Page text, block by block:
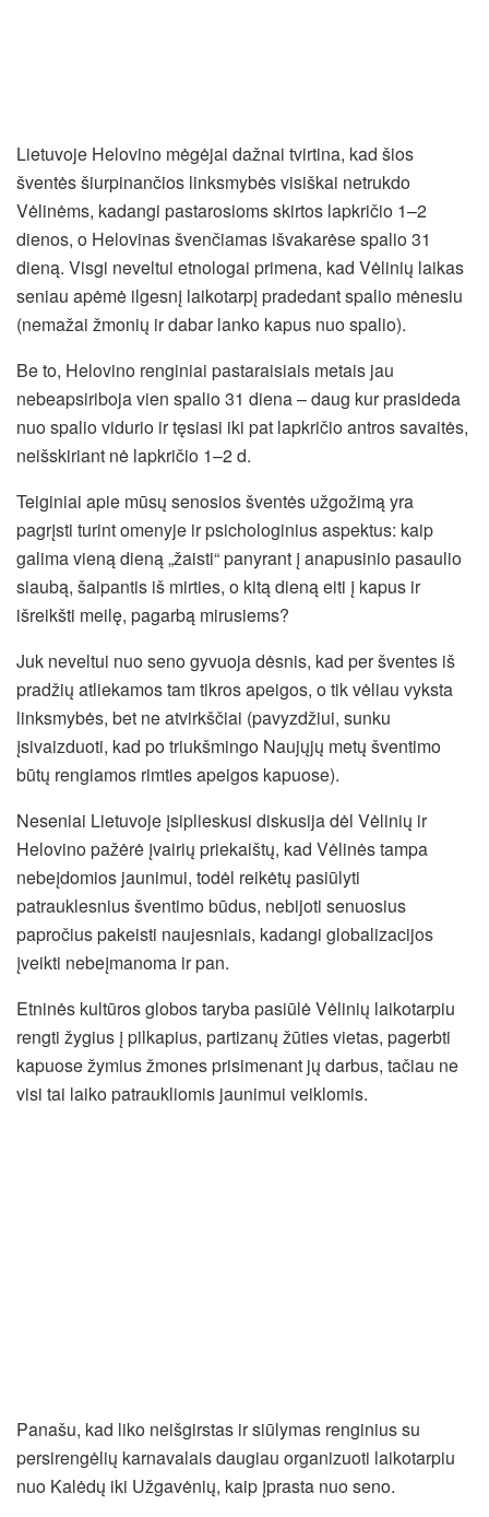
Lietuvoje Helovino mėgėjai dažnai tvirtina, kad šios
šventės šiurpinančios linksmybės visiškai netrukdo
Vėlinėms, kadangi pastarosioms skirtos lapkričio 1–2
dienos, o Helovinas švenčiamas išvakarėse spalio 31
dieną. Visgi neveltui etnologai primena, kad Vėlinių laikas
seniau apėmė ilgesnį laikotarpį pradedant spalio mėnesiu
(nemažai žmonių ir dabar lanko kapus nuo spalio).
Be to, Helovino renginiai pastaraisiais metais jau
nebeapsiriboja vien spalio 31 diena – daug kur prasideda
nuo spalio vidurio ir tęsiasi iki pat lapkričio antros savaitės,
neišskiriant nė lapkričio 1–2 d.
Teiginiai apie mūsų senosios šventės užgožimą yra
pagrįsti turint omenyje ir psichologinius aspektus: kaip
galima vieną dieną „žaisti“ panyrant į anapusinio pasaulio
siaubą, šaipantis iš mirties, o kitą dieną eiti į kapus ir
išreikšti meilę, pagarbą mirusiems?
Juk neveltui nuo seno gyvuoja dėsnis, kad per šventes iš
pradžių atliekamos tam tikros apeigos, o tik vėliau vyksta
linksmybės, bet ne atvirkščiai (pavyzdžiui, sunku
įsivaizduoti, kad po triukšmingo Naujųjų metų šventimo
būtų rengiamos rimties apeigos kapuose).
Neseniai Lietuvoje įsiplieskusi diskusija dėl Vėlinių ir
Helovino pažėrė įvairių priekaištų, kad Vėlinės tampa
nebeįdomios jaunimui, todėl reikėtų pasiūlyti
patrauklesnius šventimo būdus, nebijoti senuosius
papročius pakeisti naujesniais, kadangi globalizacijos
įveikti nebeįmanoma ir pan.
Etninės kultūros globos taryba pasiūlė Vėlinių laikotarpiu
rengti žygius į pilkapius, partizanų žūties vietas, pagerbti
kapuose žymius žmones prisimenant jų darbus, tačiau ne
visi tai laiko patraukliomis jaunimui veiklomis.
Panašu, kad liko neišgirstas ir siūlymas renginius su
persirengėlių karnavalais daugiau organizuoti laikotarpiu
nuo Kalėdų iki Užgavėnių, kaip įprasta nuo seno.